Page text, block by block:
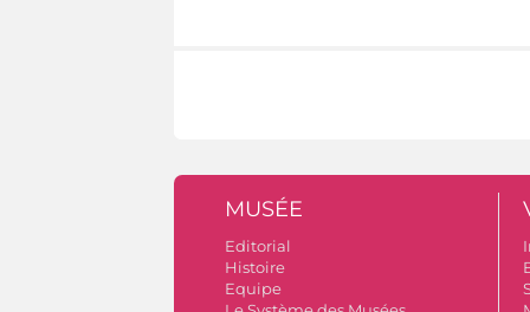
MUSÉE
Editorial
Histoire
Equipe